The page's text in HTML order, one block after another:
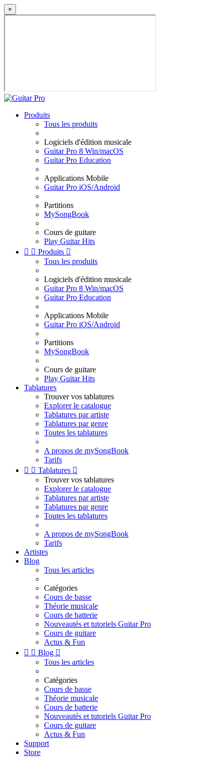
×
Produits
Tous les produits
Logiciels d'édition musicale
Guitar Pro 8 Win/macOS
Guitar Pro Education
Applications Mobile
Guitar Pro iOS/Android
Partitions
MySongBook
Cours de guitare
Play Guitar Hits
  Produits 
Tous les produits
Logiciels d'édition musicale
Guitar Pro 8 Win/macOS
Guitar Pro Education
Applications Mobile
Guitar Pro iOS/Android
Partitions
MySongBook
Cours de guitare
Play Guitar Hits
Tablatures
Trouver vos tablatures
Explorer le catalogue
Tablatures par artiste
Tablatures par genre
Toutes les tablatures
A propos de mySongBook
Tarifs
  Tablatures 
Trouver vos tablatures
Explorer le catalogue
Tablatures par artiste
Tablatures par genre
Toutes les tablatures
A propos de mySongBook
Tarifs
Artistes
Blog
Tous les articles
Catégories
Cours de basse
Théorie musicale
Cours de batterie
Nouveautés et tutoriels Guitar Pro
Cours de guitare
Actus & Fun
  Blog 
Tous les articles
Catégories
Cours de basse
Théorie musicale
Cours de batterie
Nouveautés et tutoriels Guitar Pro
Cours de guitare
Actus & Fun
Support
Store